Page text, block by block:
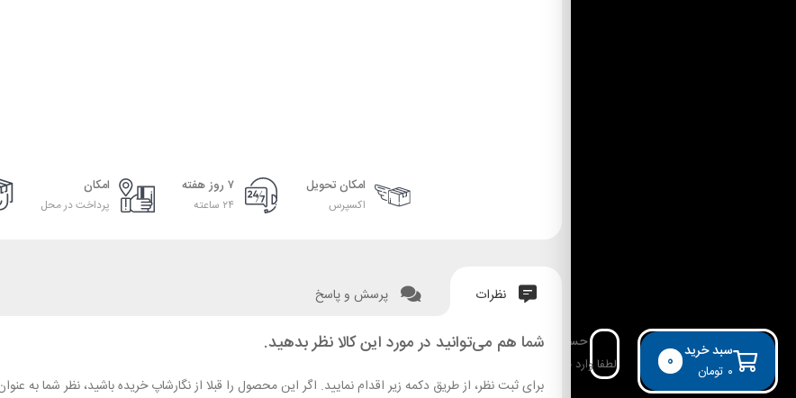
سبد خرید
تومان ۰ 0
حساب کاربری
لطفا وارد حساب خود شوید!
امکان تحویل
اکسپرس
۷ روز هفته
۲۴ ساعته
امکان
پرداخت در محل
نظرات پرسش و پاسخ
شما هم می‌توانید در مورد این کالا نظر بدهید.
برای ثبت نظر، از طریق دکمه زیر اقدام نمایید. اگر این محصول را قبلا از نگارشاپ خریده باشید، نظر شما